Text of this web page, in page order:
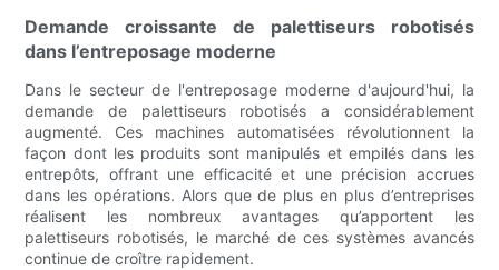
Demande croissante de palettiseurs robotisés
dans l’entreposage moderne
Dans le secteur de l'entreposage moderne d'aujourd'hui, la
demande de palettiseurs robotisés a considérablement
augmenté. Ces machines automatisées révolutionnent la
façon dont les produits sont manipulés et empilés dans les
entrepôts, offrant une efficacité et une précision accrues
dans les opérations. Alors que de plus en plus d’entreprises
réalisent les nombreux avantages qu’apportent les
palettiseurs robotisés, le marché de ces systèmes avancés
continue de croître rapidement.